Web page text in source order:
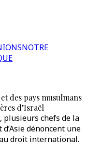
NOTRE
des pays musulmans
d’Israël
plusieurs chefs de la
dénoncent une
droit international.